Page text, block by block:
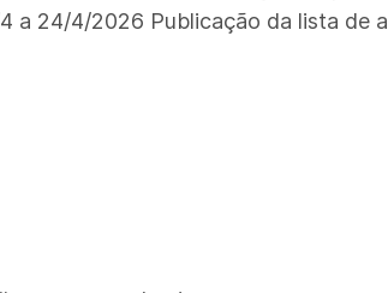
a 24/4/2026 Publicação da lista de